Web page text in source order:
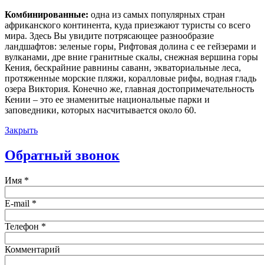
Комбинированные: одна из самых популярных стран
африканского континента, куда приезжают туристы со всего
мира. Здесь Вы увидите потрясающее разнообразие
ландшафтов: зеленые горы, Рифтовая долина с ее гейзерами и
вулканами, дре вние гранитные скалы, снежная вершина горы
Кения, бескрайние равнины саванн, экваториальные леса,
протяженные морские пляжи, коралловые рифы, водная гладь
озера Виктория. Конечно же, главная достопримечательность
Кении – это ее знаменитые национальные парки и
заповедники, которых насчитывается около 60.
Закрыть
Обратный звонок
Имя *
E-mail *
Телефон *
Комментарий